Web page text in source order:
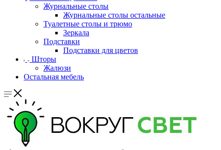
Журнальные столы
Журнальные столы остальные
Туалетные столы и трюмо
Зеркала
Подставки
Подставки для цветов
Шторы
Жалюзи
Остальная мебель